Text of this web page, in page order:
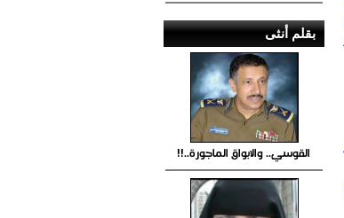
بقلم أنثى
القوسي.. والابواق الماجورة..!!